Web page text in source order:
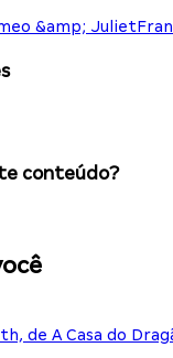
&amp; Juliet
conteúdo?
de A Casa do